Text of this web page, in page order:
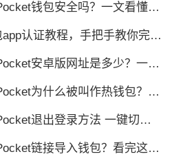
钱包安全吗？一文看懂真实风险
认证教程，手把手教你完成身份验证
安卓版网址是多少？一文教你安全下载
为什么被叫作热钱包？一文讲清楚
退出登录方法 一键切换账号超简单
链接导入钱包？看完这篇就懂了